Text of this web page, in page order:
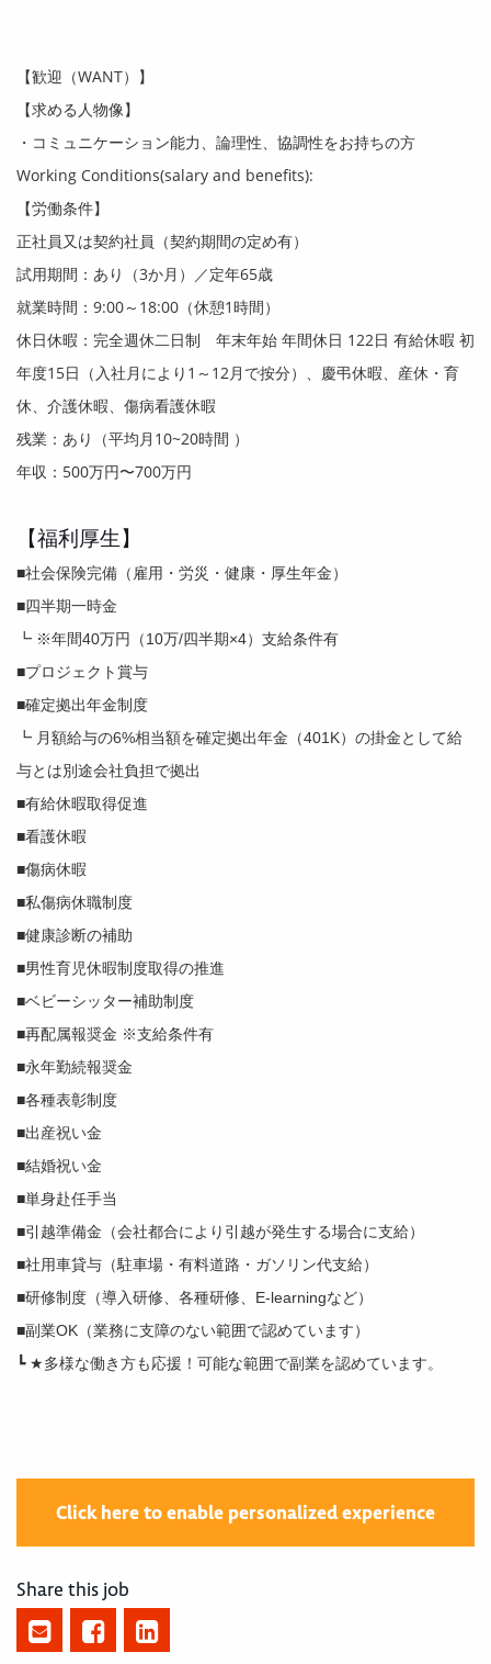
【歓迎（WANT）】
【求める人物像】
・コミュニケーション能力、論理性、協調性をお持ちの方
Working Conditions(salary and benefits):
【労働条件】
正社員又は契約社員（契約期間の定め有）
試用期間：あり（3か月）／定年65歳
就業時間： 9:00～ 18:00 （休憩1時間）
休日休暇：完全週休二日制 年末年始 年間休日 122日 有給休暇 初
年度15日（入社月により 1 ～ 12月で按分）、慶弔休暇、産休・育
休、介護休暇、傷病看護休暇
残業：あり（平均月 10~20時間 ）
年収： 500万円〜700万円
【福利厚生】
■社会保険完備（雇用・労災・健康・厚生年金）
■四半期一時金
┗ ※年間40万円（10万/四半期×4）支給条件有
■プロジェクト賞与
■確定拠出年金制度
┗ 月額給与の6%相当額を確定拠出年金（401K）の掛金として給
与とは別途会社負担で拠出
■有給休暇取得促進
■看護休暇
■傷病休暇
■私傷病休職制度
■健康診断の補助
■男性育児休暇制度取得の推進
■ベビーシッター補助制度
■再配属報奨金 ※支給条件有
■永年勤続報奨金
■各種表彰制度
■出産祝い金
■結婚祝い金
■単身赴任手当
■引越準備金（会社都合により引越が発生する場合に支給）
■社用車貸与（駐車場・有料道路・ガソリン代支給）
■研修制度（導入研修、各種研修、E-learningなど）
■副業OK（業務に支障のない範囲で認めています）
┗ ★多様な働き方も応援！可能な範囲で副業を認めています。
Click here to enable personalized experience
Share this job